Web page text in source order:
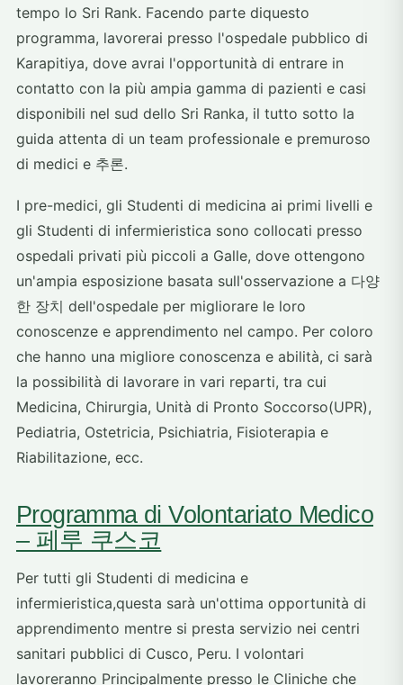
tempo lo Sri Rank. Facendo parte diquesto
programma, lavorerai presso l'ospedale pubblico di
Karapitiya, dove avrai l'opportunità di entrare in
contatto con la più ampia gamma di pazienti e casi
disponibili nel sud dello Sri Ranka, il tutto sotto la
guida attenta di un team professionale e premuroso
di medici e 추론.
I pre-medici, gli Studenti di medicina ai primi livelli e
gli Studenti di infermieristica sono collocati presso
ospedali privati più piccoli a Galle, dove ottengono
un'ampia esposizione basata sull'osservazione a 다양
한 장치 dell'ospedale per migliorare le loro
conoscenze e apprendimento nel campo. Per coloro
che hanno una migliore conoscenza e abilità, ci sarà
la possibilità di lavorare in vari reparti, tra cui
Medicina, Chirurgia, Unità di Pronto Soccorso(UPR),
Pediatria, Ostetricia, Psichiatria, Fisioterapia e
Riabilitazione, ecc.
Programma di Volontariato Medico
– 페루 쿠스코
Per tutti gli Studenti di medicina e
infermieristica,questa sarà un'ottima opportunità di
apprendimento mentre si presta servizio nei centri
sanitari pubblici di Cusco, Peru. I volontari
lavoreranno Principalmente presso le Cliniche che